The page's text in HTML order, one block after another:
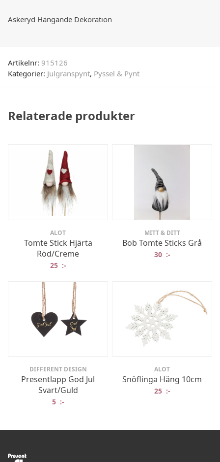
Askeryd Hängande Dekoration
Artikelnr: 915126
Kategorier: Julgranspynt, Pyssel & Pynt
Relaterade produkter
ALOT
Tomte Stick Hjärta
Röd/Creme
25 :-
MITT & DITT
Bob Tomte Sticks Grå
30 :-
DIFFERENT DESIGN
Presentlapp God Jul
Svart/Guld
5 :-
ALOT
Snöflinga Häng 10cm
25 :-